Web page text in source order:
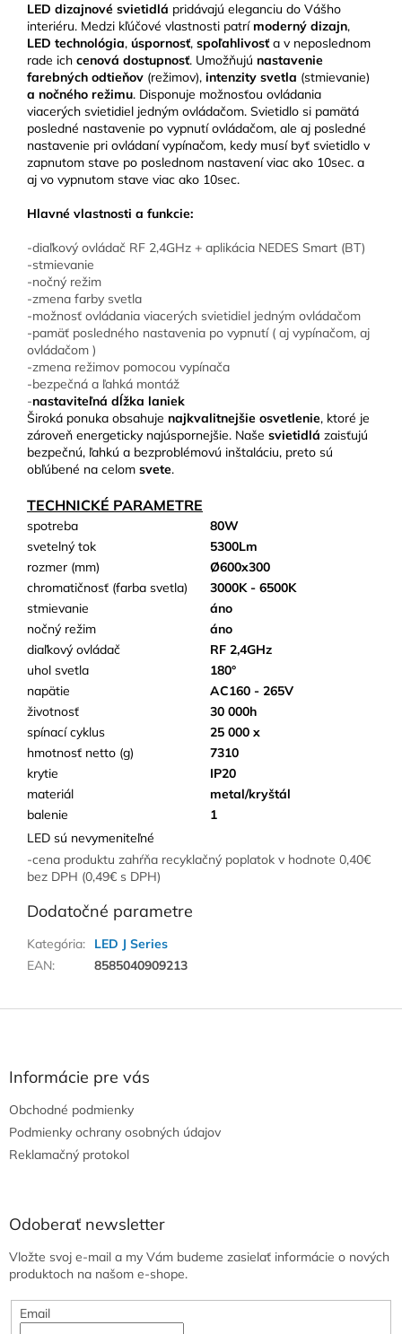
LED dizajnové svietidlá pridávajú eleganciu do Vášho
interiéru. Medzi kľúčové vlastnosti patrímoderný dizajn,
LED technológia, úspornosť, spoľahlivosť a v neposlednom
rade ich cenová dostupnosť. Umožňujú nastavenie
farebných odtieňov (režimov), intenzity svetla (stmievanie)
a nočného režimu. Disponuje možnosťou ovládania
viacerých svietidiel jedným ovládačom. Svietidlo si pamätá
posledné nastavenie po vypnutí ovládačom, ale aj posledné
nastavenie pri ovládaní vypínačom, kedy musí byť svietidlo v
zapnutom stave po poslednom nastavení viac ako 10sec. a
aj vo vypnutom stave viac ako 10sec.
Hlavné vlastnosti a funkcie:
-diaľkový ovládač RF 2,4GHz + aplikácia NEDES Smart (BT)
-stmievanie
-nočný režim
-zmena farby svetla
-možnosť ovládania viacerých svietidiel jedným ovládačom
-pamäť posledného nastavenia po vypnutí ( aj vypínačom, aj
ovládačom )
-zmena režimov pomocou vypínača
-bezpečná a ľahká montáž
-nastaviteľná dĺžka laniek
Široká ponuka obsahuje najkvalitnejšie osvetlenie, ktoré je
zároveň energeticky najúspornejšie. Naše svietidlá zaisťujú
bezpečnú, ľahkú a bezproblémovú inštaláciu, preto sú
obľúbené na celom svete.
TECHNICKÉ PARAMETRE
spotreba
80W
svetelný tok
5300Lm
rozmer (mm)
Ø600x300
chromatičnosť (farba svetla)
3000K - 6500K
stmievanie
áno
nočný režim
áno
diaľkový ovládač
RF 2,4GHz
uhol svetla
180°
napätie
AC160 - 265V
životnosť
30 000h
spínací cyklus
25 000 x
hmotnosť netto (g)
7310
krytie
IP20
materiál
metal/kryštál
balenie
1
LED sú nevymeniteľné
-cena produktu zahŕňa recyklačný poplatok v hodnote 0,40€
bez DPH (0,49€ s DPH)
Dodatočné parametre
Kategória:
LED J Series
EAN: 8585040909213
Informácie pre vás
Obchodné podmienky
Podmienky ochrany osobných údajov
Reklamačný protokol
Odoberať newsletter
Vložte svoj e-mail a my Vám budeme zasielať informácie o nových
produktoch na našom e-shope.
Email